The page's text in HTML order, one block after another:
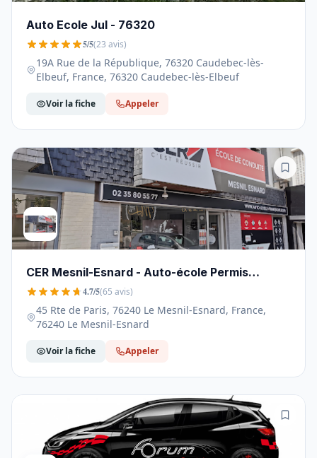
Auto Ecole Jul - 76320
5/5(23 avis)
19A Rue de la République, 76320 Caudebec-lès-
Elbeuf, France, 76320 Caudebec-lès-Elbeuf
Voir la fiche Appeler
CER Mesnil-Esnard - Auto-école Permis
Accélérés - 76240
4.7/5(65 avis)
45 Rte de Paris, 76240 Le Mesnil-Esnard, France,
76240 Le Mesnil-Esnard
Voir la fiche Appeler